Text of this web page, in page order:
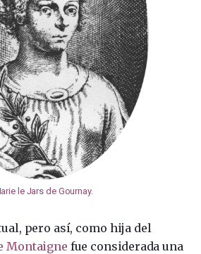
le Jars de Gournay.
pero así, como hija del
Montaigne fue considerada una